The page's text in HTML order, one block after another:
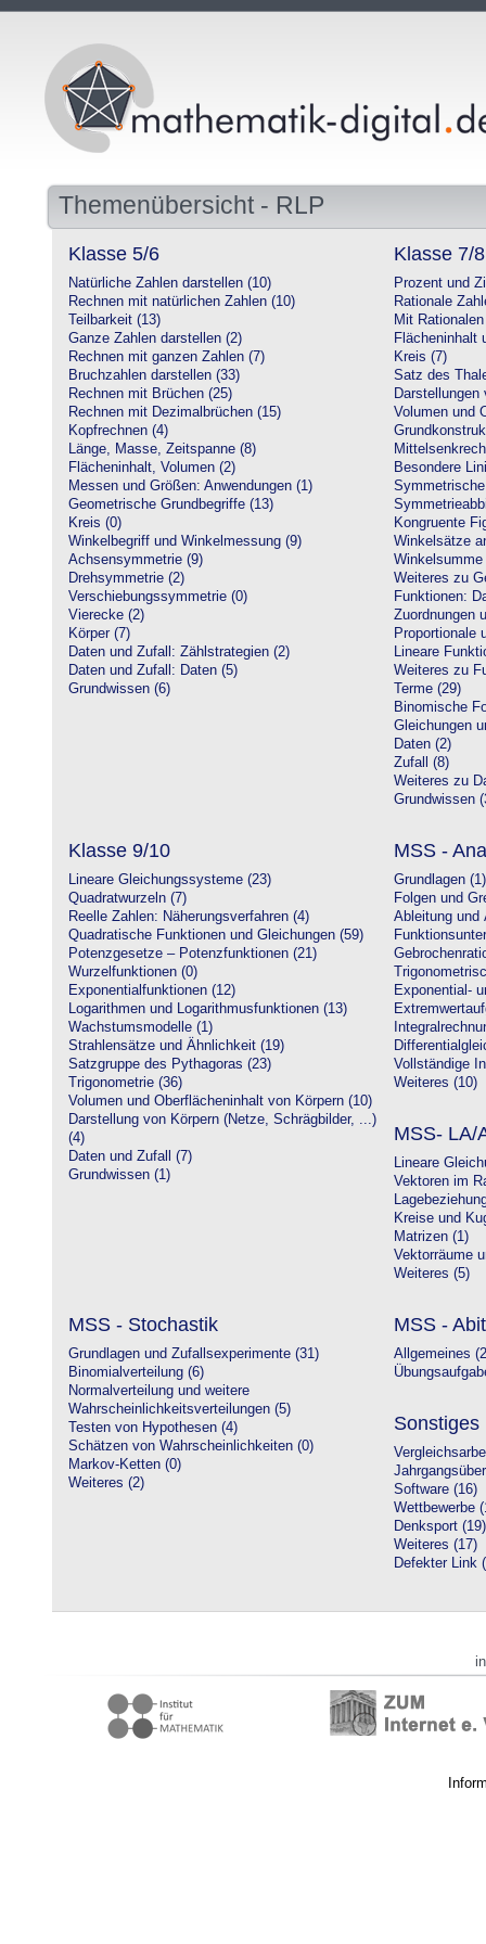
Themenübersicht - RLP
Klasse 5/6
Natürliche Zahlen darstellen (10)
Rechnen mit natürlichen Zahlen (10)
Teilbarkeit (13)
Ganze Zahlen darstellen (2)
Rechnen mit ganzen Zahlen (7)
Bruchzahlen darstellen (33)
Rechnen mit Brüchen (25)
Rechnen mit Dezimalbrüchen (15)
Kopfrechnen (4)
Länge, Masse, Zeitspanne (8)
Flächeninhalt, Volumen (2)
Messen und Größen: Anwendungen (1)
Geometrische Grundbegriffe (13)
Kreis (0)
Winkelbegriff und Winkelmessung (9)
Achsensymmetrie (9)
Drehsymmetrie (2)
Verschiebungssymmetrie (0)
Vierecke (2)
Körper (7)
Daten und Zufall: Zählstrategien (2)
Daten und Zufall: Daten (5)
Grundwissen (6)
Klasse 7/8
Prozent und
Rationale
Mit
Flächeninhalt
Kreis (7)
Satz des
Darstellungen
Volumen und
Besondere
Kongruente
Winkelsätze
Weiteres zu
Funktionen:
Zuordnungen
Proportionale
Lineare
Weiteres zu
Terme (29)
Binomische
Gleichungen
Daten (2)
Zufall (8)
Weiteres zu
Grundwissen
Klasse 9/10
Lineare Gleichungssysteme (23)
Quadratwurzeln (7)
Reelle Zahlen: Näherungsverfahren (4)
Quadratische Funktionen und Gleichungen (59)
Potenzgesetze – Potenzfunktionen (21)
Wurzelfunktionen (0)
Exponentialfunktionen (12)
Logarithmen und Logarithmusfunktionen (13)
Wachstumsmodelle (1)
Strahlensätze und Ähnlichkeit (19)
Satzgruppe des Pythagoras (23)
Trigonometrie (36)
Volumen und Oberflächeninhalt von Körpern (10)
Darstellung von Körpern (Netze, Schrägbilder, ...)
(4)
Daten und Zufall (7)
Grundwissen (1)
MSS -
Grundlagen (1)
Folgen und
Ableitung und
Exponential-
Vollständige
Weiteres (10)
MSS- LA/
Lineare
Vektoren im
Kreise und
Matrizen (1)
Vektorräume
Weiteres (5)
MSS - Stochastik
Grundlagen und Zufallsexperimente (31)
Binomialverteilung (6)
Normalverteilung und weitere
Wahrscheinlichkeitsverteilungen (5)
Testen von Hypothesen (4)
Schätzen von Wahrscheinlichkeiten (0)
Markov-Ketten (0)
Weiteres (2)
MSS -
Allgemeines
Sonstiges
Software (16)
Wettbewerbe
Denksport (19)
Weiteres (17)
Defekter Link